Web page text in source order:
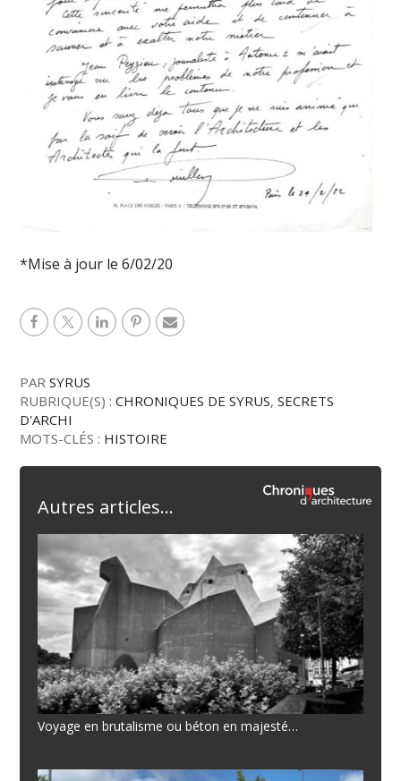
*Mise à jour le 6/02/20
PARSYRUS
RUBRIQUE(S) :CHRONIQUES DE SYRUS,SECRETS
D'ARCHI
MOTS-CLÉS : HISTOIRE
Autres articles...
Voyage en brutalisme ou béton en majesté…